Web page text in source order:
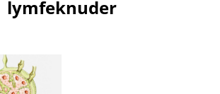
lymfeknuder